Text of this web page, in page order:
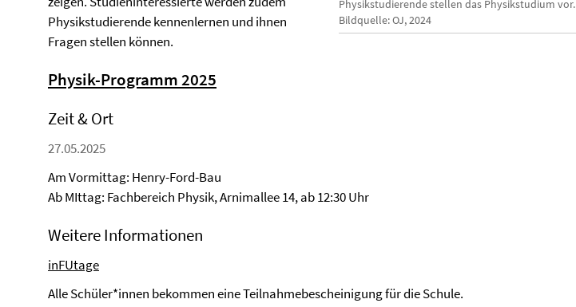
Physikstudierende stellen das Physikstudium vor.
Bildquelle: OJ, 2024
Physikstudierende kennenlernen und ihnen
Fragen stellen können.
Physik-Programm 2025
Zeit & Ort
27.05.2025
Am Vormittag: Henry-Ford-Bau
Ab MIttag: Fachbereich Physik, Arnimallee 14, ab 12:30 Uhr
Weitere Informationen
inFUtage
Alle Schüler*innen bekommen eine Teilnahmebescheinigung für die Schule.